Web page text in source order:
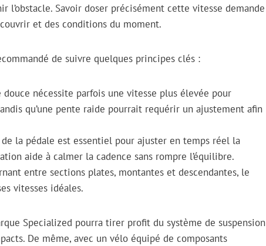
l’obstacle. Savoir doser précisément cette vitesse demande
et des conditions du moment.
de suivre quelques principes clés :
douce nécessite parfois une vitesse plus élevée pour
qu’une pente raide pourrait requérir un ajustement afin
la pédale est essentiel pour ajuster en temps réel la
aide à calmer la cadence sans rompre l’équilibre.
entre sections plates, montantes et descendantes, le
vitesses idéales.
Specialized pourra tirer profit du système de suspension
De même, avec un vélo équipé de composants